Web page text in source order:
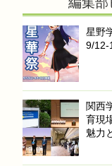
星野
9/12-
関西
育現
魅力